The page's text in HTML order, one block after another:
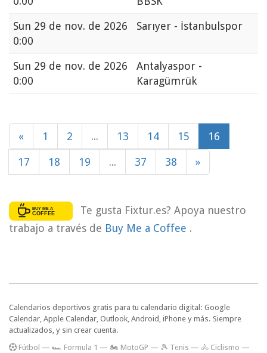
Sun 29 de nov. de 2026
0:00
Sarıyer - İstanbulspor
Sun 29 de nov. de 2026
0:00
Antalyaspor -
Karagümrük
« 1 2 ... 13 14 15 16
17 18 19 ... 37 38 »
Te gusta Fixtur.es? Apoya nuestro
trabajo a través de Buy Me a Coffee .
Calendarios deportivos gratis para tu calendario digital: Google
Calendar, Apple Calendar, Outlook, Android, iPhone y más. Siempre
actualizados, y sin crear cuenta.
Fútbol — 🏎️ Formula 1 — 🏍 MotoGP — 🎾 Tenis — 🚴 Ciclismo —